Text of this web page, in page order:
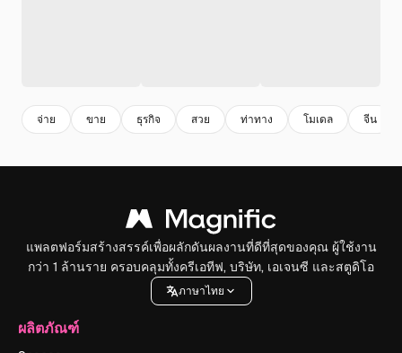
จ่าย ขาย ธุรกิจ สวย ท่าทาง โมเดล จีน
แพลตฟอร์มสร้างสรรค์เพื่อผลักดันผลงานที่ดีที่สุดของคุณ ผู้ใช้งาน
กว่า 1 ล้านราย ครอบคลุมทั้งครีเอทีฟ, บริษัท, เอเจนซี และสตูดิโอ
ภาษาไทย
ผลิตภัณฑ์